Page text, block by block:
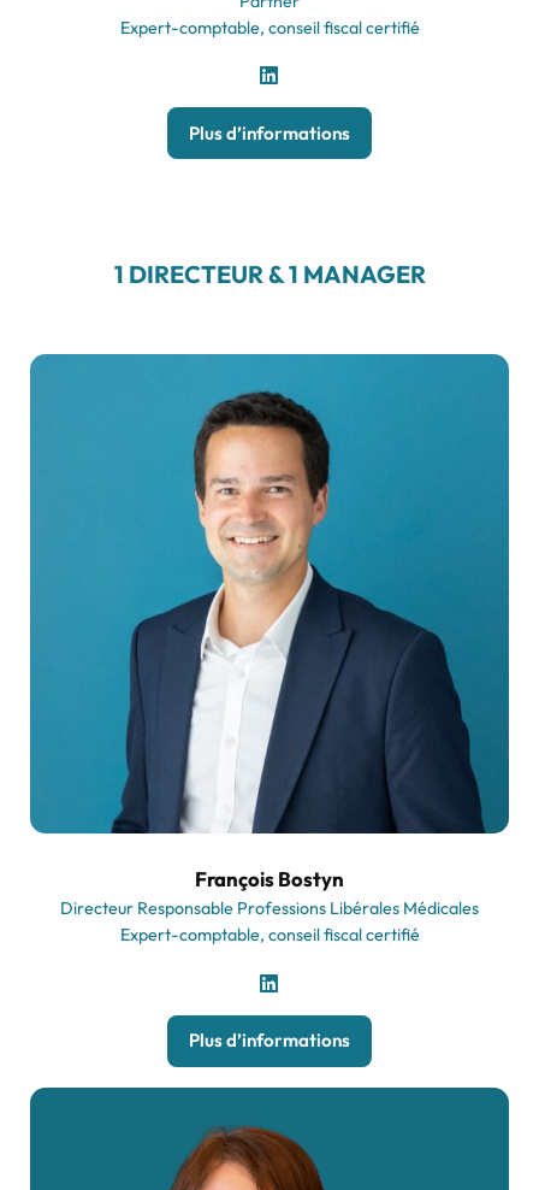
Expert-comptable, conseil fiscal certifié
Plus d’informations
1 DIRECTEUR & 1 MANAGER
François Bostyn
Directeur Responsable Professions Libérales Médicales
Expert-comptable, conseil fiscal certifié
Plus d’informations